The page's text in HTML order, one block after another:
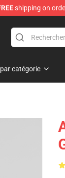
shipping on
catégorie